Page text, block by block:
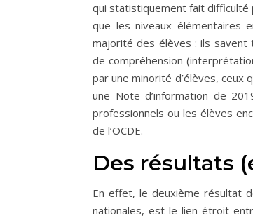
qui statistiquement fait difficulté
que les niveaux élémentaires
majorité des élèves : ils savent
de compréhension
par une minorité d’élèves, ceux
une Note d’information de
professionnels ou les élèves
de l’OCDE.
Des résultats
En effet, le deuxième résultat
nationales, est le lien étroit